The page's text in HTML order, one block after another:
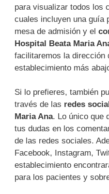
para visualizar todos los
cuales incluyen una guía
mesa de admisión y el
Hospital Beata Maria
facilitaremos la dirección
establecimiento más
Si lo prefieres, también
través de las redes
Maria Ana. Lo único que
tus dudas en los
de las redes sociales.
Facebook, Instagram,
establecimiento
para los pacientes y